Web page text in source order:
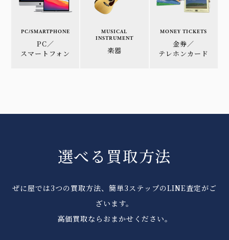
PC/SMARTPHONE
PC／
スマートフォン
MUSICAL
INSTRUMENT
楽器
MONEY TICKETS
金券／
テレホンカード
選べる買取方法
ぜに屋では3つの買取方法、簡単3ステップのLINE査定がご
ざいます。
高価買取ならおまかせください。